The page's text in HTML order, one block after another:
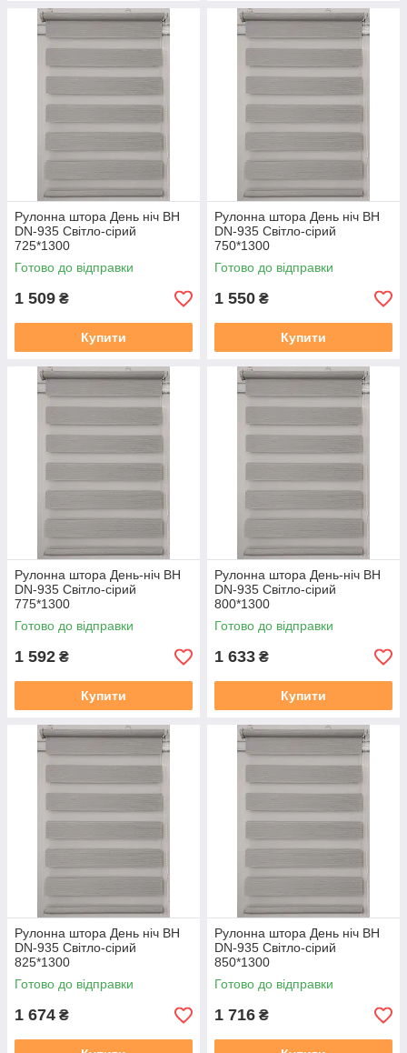
Рулонна штора День ніч BH
DN-935 Світло-сірий
725*1300
Готово до відправки
1 509 ₴
Купити
Рулонна штора День ніч BH
DN-935 Світло-сірий
750*1300
Готово до відправки
1 550 ₴
Купити
Рулонна штора День-ніч BH
DN-935 Світло-сірий
775*1300
Готово до відправки
1 592 ₴
Купити
Рулонна штора День-ніч BH
DN-935 Світло-сірий
800*1300
Готово до відправки
1 633 ₴
Купити
Рулонна штора День ніч BH
DN-935 Світло-сірий
825*1300
Готово до відправки
1 674 ₴
Рулонна штора День ніч BH
DN-935 Світло-сірий
850*1300
Готово до відправки
1 716 ₴